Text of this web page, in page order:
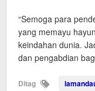
“Semoga para
yang memayu
keindahan dunia.
dan pengabdian
Ditag